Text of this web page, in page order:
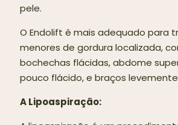
pele.
O Endolift é mais adequado para
menores de gordura localizada,
bochechas flácidas, abdome
pouco flácido, e braços
A Lipoaspiração: